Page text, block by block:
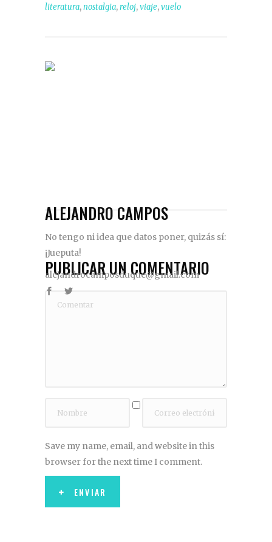
literatura,nostalgia,reloj,viaje,vuelo
ALEJANDRO CAMPOS
No tengo ni idea que datos poner, quizás sí:
¡Jueputa!
alejandrocamposduque@gmail.com
PUBLICAR UN COMENTARIO
Save my name, email, and website in this
browser for the next time I comment.
ENVIAR